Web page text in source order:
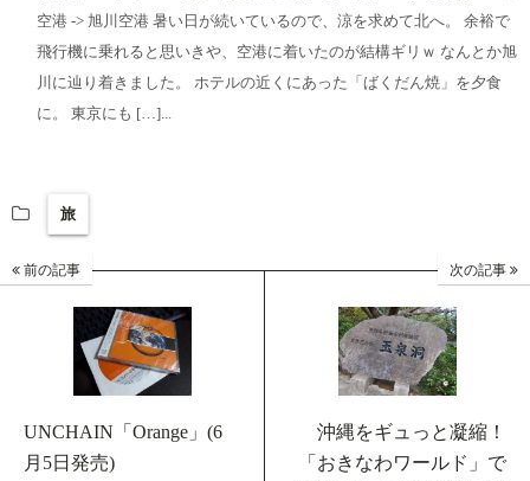
空港 -> 旭川空港 暑い日が続いているので、涼を求めて北へ。 余裕で
飛行機に乗れると思いきや、空港に着いたのが結構ギリｗ なんとか旭
川に辿り着きました。 ホテルの近くにあった「ばくだん焼」を夕食
に。 東京にも […]...
旅
前の記事
UNCHAIN「Orange」(6
月5日発売)
次の記事
沖縄をギュっと凝縮！
「おきなわワールド」で